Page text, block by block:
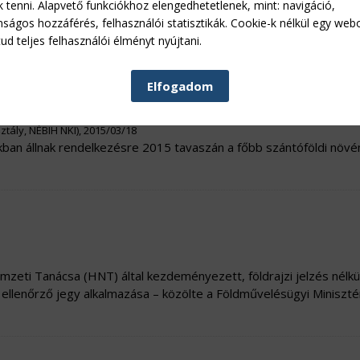
programokkal megtöbbszörözhető a sikeres
NÉBIH NKI), 2015/03/18
állnak rendelkezésre 2015 tavaszán a főbb szántóföldi
Tanácsa (HNT) által kezdeményezett, földrajzi jelzés
jegy alkalmazása – közölte a Földművelésügyi
tenni. Alapvető funkciókhoz elengedhetetlenek, mint: navigáció,
hozzáférés, felhasználói statisztikák. Cookie-k nélkül egy
teljes felhasználói élményt nyújtani.
Elfogadom